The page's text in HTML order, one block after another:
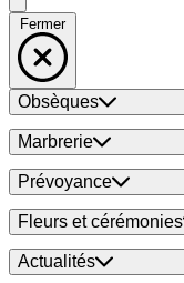
Fermer
Obsèques
Marbrerie
Prévoyance
Fleurs et cérémonies
Actualités